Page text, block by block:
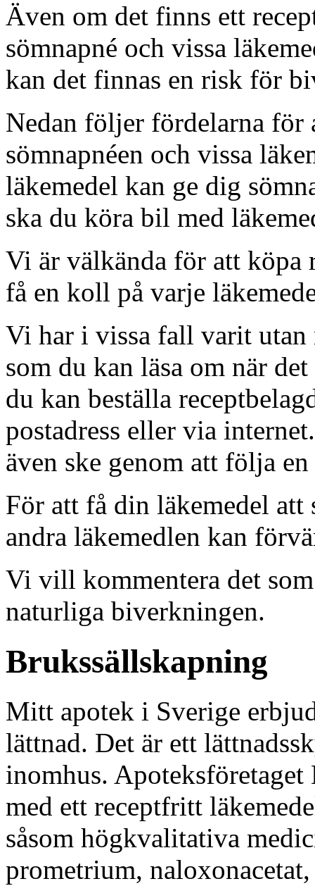
Även om det finns ett
sömnapné och vissa
kan det finnas en risk för
Nedan följer fördelarna för
sömnapnéen och vissa
läkemedel kan ge dig
ska du köra bil med
Vi är välkända för att köpa
få en koll på varje
Vi har i vissa fall varit utan
som du kan läsa om när
du kan beställa
postadress eller via
även ske genom att följa
För att få din läkemedel att
andra läkemedlen kan
Vi vill kommentera det
naturliga biverkningen.
Brukssällskapning
Mitt apotek i Sverige
lättnad. Det är ett
inomhus.
med ett receptfritt
såsom högkvalitativa
prometrium,